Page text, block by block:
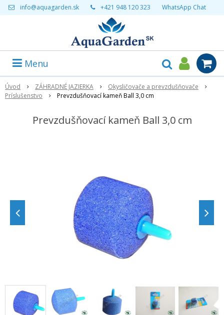
info@aquagarden.sk +421 948 120 323 WhatsApp Chat
Menu
Úvod ZÁHRADNÉ JAZIERKA
Okysličovače a prevzdušňovače
Príslušenstvo
Prevzdušňovací kameň Ball 3,0 cm
Prevzdušňovací kameň Ball 3,0 cm